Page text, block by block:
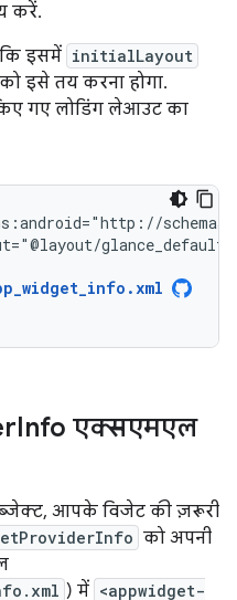
करें.
इसमें initialLayout
इसे तय करना होगा.
गए लोडिंग लेआउट का
Info एक्सएमएल
आपके विजेट की ज़रूरी
को अपनी
) में <appwidget-